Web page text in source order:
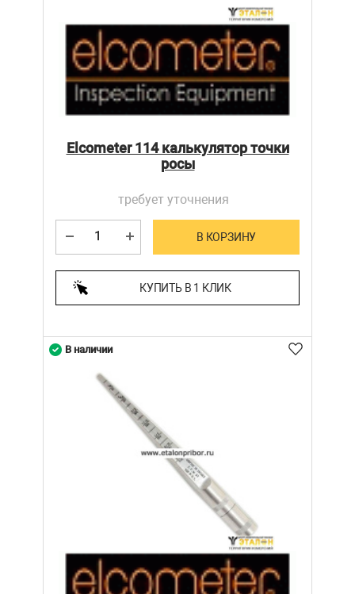
Elcometer 114 калькулятор точки
росы
требует уточнения
В КОРЗИНУ
КУПИТЬ В 1 КЛИК
В наличии